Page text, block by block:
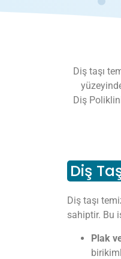
Diş taşı
Diş
Diş
Diş taşı
sahiptir. Bu
Plak